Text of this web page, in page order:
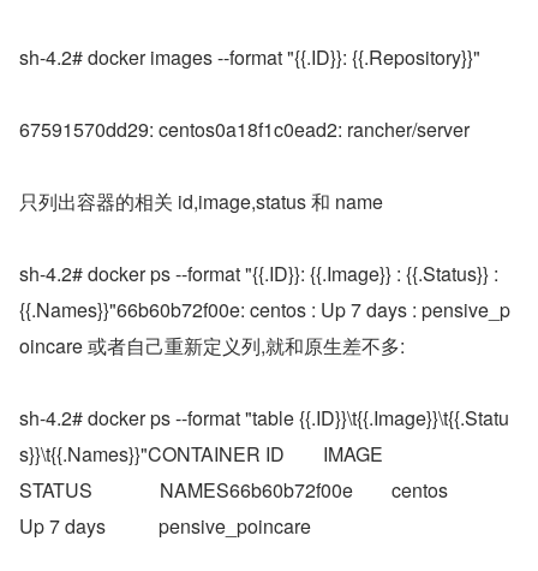
sh-4.2# docker images --format "{{.ID}}: {{.Repository}}"
67591570dd29: centos0a18f1c0ead2: rancher/server
只列出容器的相关 id,image,status 和 name
sh-4.2# docker ps --format "{{.ID}}: {{.Image}} : {{.Status}} :
{{.Names}}"66b60b72f00e: centos : Up 7 days : pensive_p
oincare 或者自己重新定义列,就和原生差不多:
sh-4.2# docker ps --format "table {{.ID}}\t{{.Image}}\t{{.Statu
s}}\t{{.Names}}"CONTAINER ID        IMAGE
STATUS              NAMES66b60b72f00e        centos
Up 7 days           pensive_poincare